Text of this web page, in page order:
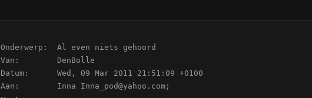
Onderwerp:  Al even niets gehoord
Van:        DenBolle
Datum:      Wed, 09 Mar 2011 21:51:09 +0100
Aan:        Inna Inna_pod@yahoo.com;